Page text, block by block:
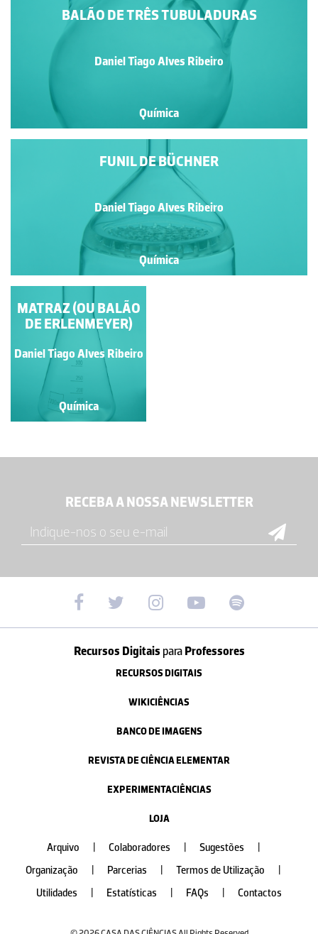
BALÃO DE TRÊS TUBULADURAS
Daniel Tiago Alves Ribeiro
Química
FUNIL DE BÜCHNER
Daniel Tiago Alves Ribeiro
Química
MATRAZ (OU BALÃO
DE ERLENMEYER)
Daniel Tiago Alves Ribeiro
Química
RECEBA A NOSSA NEWSLETTER
Recursos Digitais paraProfessores
RECURSOS DIGITAIS
WIKICIÊNCIAS
BANCO DE IMAGENS
REVISTA DE CIÊNCIA ELEMENTAR
EXPERIMENTACIÊNCIAS
LOJA
Arquivo Colaboradores Sugestões
Organização
Parcerias Termos de Utilização
Utilidades
Estatísticas FAQs Contactos